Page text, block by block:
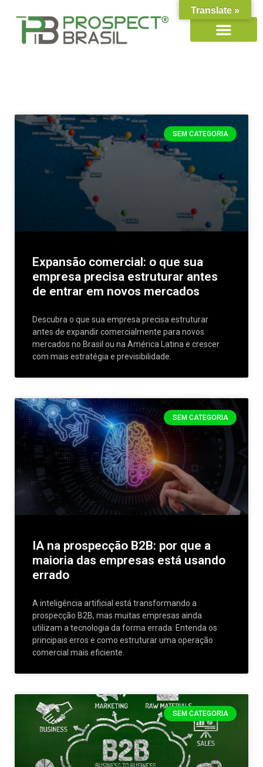
SEM CATEGORIA
Expansão comercial: o que sua
empresa precisa estruturar antes
de entrar em novos mercados
Descubra o que sua empresa precisa estruturar
antes de expandir comercialmente para novos
mercados no Brasil ou na América Latina e crescer
com mais estratégia e previsibilidade.
SEM CATEGORIA
IA na prospecção B2B: por que a
maioria das empresas está usando
errado
A inteligência artificial está transformando a
prospecção B2B, mas muitas empresas ainda
utilizam a tecnologia da forma errada. Entenda os
principais erros e como estruturar uma operação
comercial mais eficiente.
SEM CATEGORIA
Translate »